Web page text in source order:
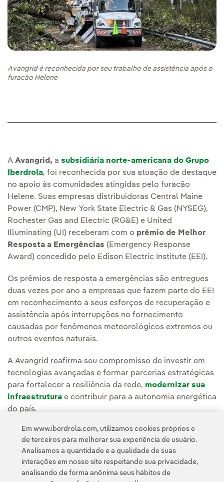
Avangrid é reconhecida por seu trabalho de assistência após o
furacão Helene
A Avangrid, a subsidiária norte-americana do Grupo
Iberdrola, foi reconhecida por sua atuação de destaque
no apoio às comunidades atingidas pelo furacão
Helene. Suas empresas distribuidoras Central Maine
Power (CMP), New York State Electric & Gas (NYSEG),
Rochester Gas and Electric (RG&E) e United
Illuminating (UI) receberam com o prêmio de Melhor
Resposta a Emergências (Emergency Response
Award) concedido pelo Edison Electric Institute (EEI).
Os prêmios de resposta a emergências são entregues
duas vezes por ano a empresas que fazem parte do EEI
em reconhecimento a seus esforços de recuperação e
assistência após interrupções no fornecimento
causadas por fenômenos meteorológicos extremos ou
outros eventos naturais.
A Avangrid reafirma seu compromisso de investir em
tecnologias avançadas e formar parcerias estratégicas
para fortalecer a resiliência da rede, modernizar sua
infraestrutura e contribuir para a autonomia energética
do país.
Leia a notícia completa naSala de Comunicação da
Avangrid.
Em www.iberdrola.com, utilizamos cookies próprios e
de terceiros para melhorar sua experiência de usuário.
Analisamos a quantidade e a qualidade de suas
interações em nosso site respeitando sua privacidade,
analisando de forma anônima seus hábitos de